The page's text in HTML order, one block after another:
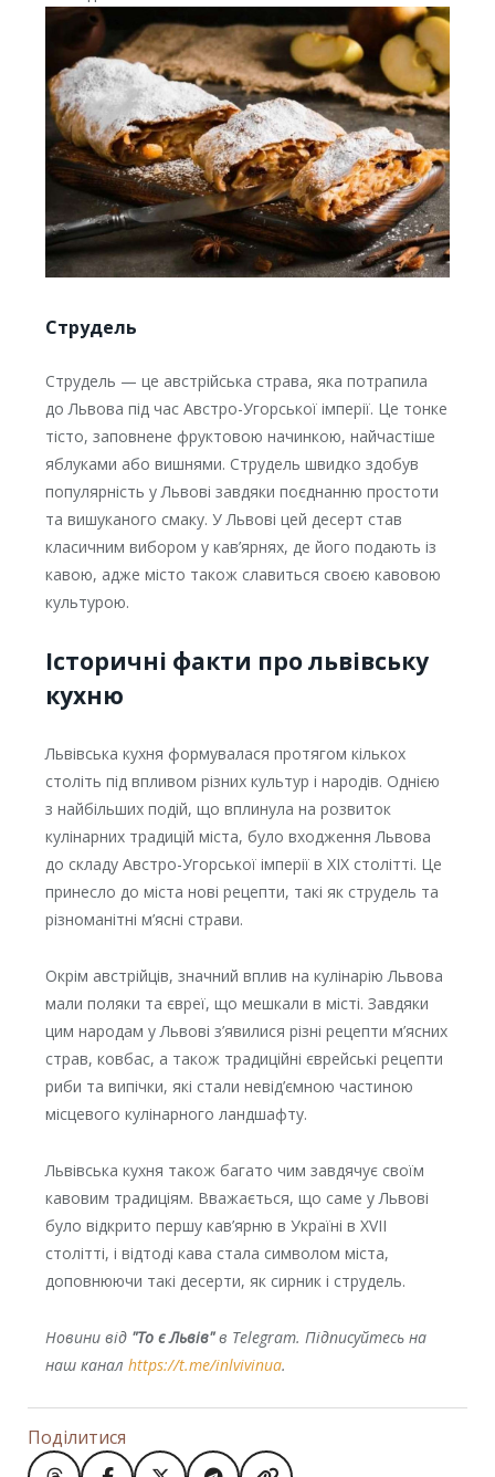
Струдель
Струдель — це австрійська страва, яка потрапила
до Львова під час Австро-Угорської імперії. Це тонке
тісто, заповнене фруктовою начинкою, найчастіше
яблуками або вишнями. Струдель швидко здобув
популярність у Львові завдяки поєднанню простоти
та вишуканого смаку. У Львові цей десерт став
класичним вибором у кав’ярнях, де його подають із
кавою, адже місто також славиться своєю кавовою
культурою.
Історичні факти про львівську
кухню
Львівська кухня формувалася протягом кількох
століть під впливом різних культур і народів. Однією
з найбільших подій, що вплинула на розвиток
кулінарних традицій міста, було входження Львова
до складу Австро-Угорської імперії в XIX столітті. Це
принесло до міста нові рецепти, такі як струдель та
різноманітні м’ясні страви.
Окрім австрійців, значний вплив на кулінарію Львова
мали поляки та євреї, що мешкали в місті. Завдяки
цим народам у Львові з’явилися різні рецепти м’ясних
страв, ковбас, а також традиційні єврейські рецепти
риби та випічки, які стали невід’ємною частиною
місцевого кулінарного ландшафту.
Львівська кухня також багато чим завдячує своїм
кавовим традиціям. Вважається, що саме у Львові
було відкрито першу кав’ярню в Україні в XVII
столітті, і відтоді кава стала символом міста,
доповнюючи такі десерти, як сирник і струдель.
Новини від "То є Львів"в Telegram. Підписуйтесь на
наш канал https://t.me/inlvivinua.
Поділитися